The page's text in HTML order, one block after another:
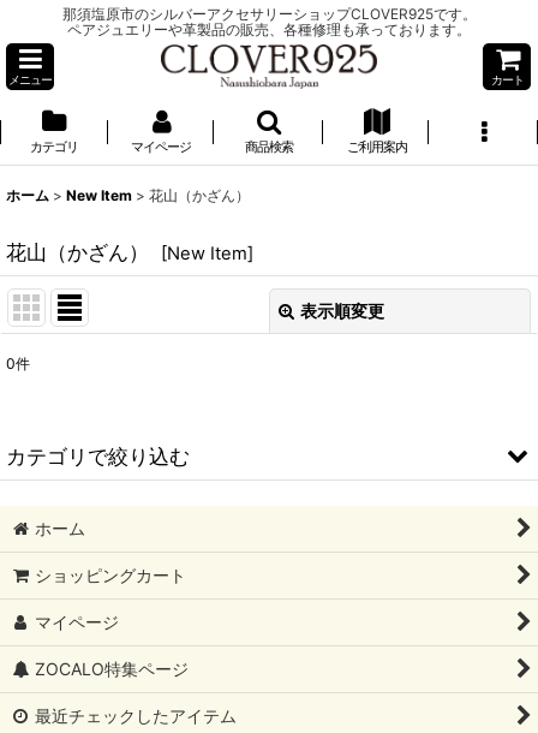
那須塩原市のシルバーアクセサリーショップCLOVER925です。
ペアジュエリーや革製品の販売、各種修理も承っております。
メニュー カート
カテゴリ マイページ 商品検索 ご利用案内
ホーム > New Item > 花山（かざん）
花山（かざん） [New Item]
表示順変更
表示数
0件
カテゴリで絞り込む
花山（かざん） (全商品)
レザーウォレット
コインケース/キーケース
ホーム
ショッピングカート
マイページ
ZOCALO特集ページ
最近チェックしたアイテム